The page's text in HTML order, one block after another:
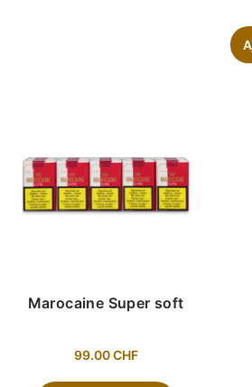
Marocaine Super soft
99.00CHF